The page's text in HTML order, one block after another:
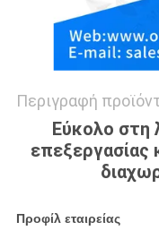
Περιγραφή
Εύκολο στη
επεξεργασίας
Προφίλ εταιρείας